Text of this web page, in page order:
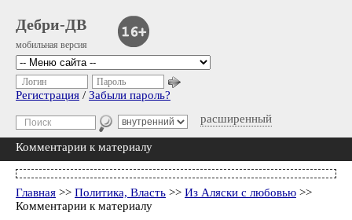
Дебри-ДВ
мобильная версия
расширенный
Логин Пароль
Регистрация / Забыли пароль?
Комментарии к материалу
Главная >> Политика, Власть >> Из Аляски с любовью >>
Комментарии к материалу